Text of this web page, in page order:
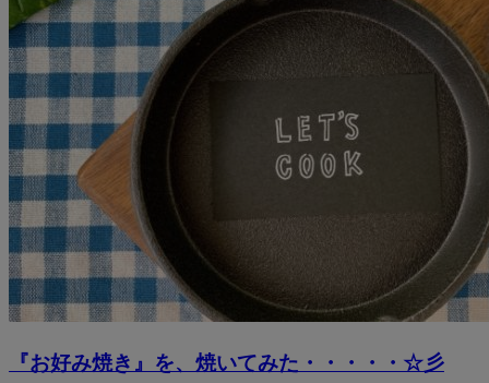
『お好み焼き』を、焼いてみた・・・・・☆彡